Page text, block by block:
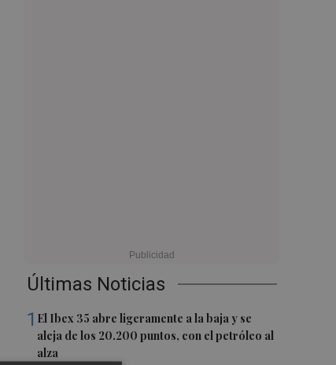
Últimas Noticias
1 El Ibex 35 abre ligeramente a la baja y se
aleja de los 20.200 puntos, con el petróleo al
alza